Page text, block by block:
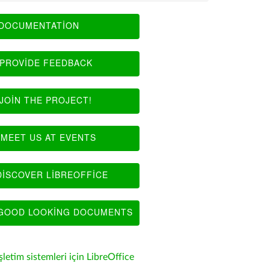
PROVIDE FEEDBACK
JOIN THE PROJECT!
MEET US AT EVENTS
LIBREOFFICE
LOOKING DOCUMENTS
sistemleri için LibreOffice